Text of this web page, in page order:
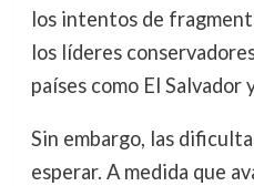
los intentos de
los líderes
países como El Salvador
Sin embargo, las
esperar. A medida que